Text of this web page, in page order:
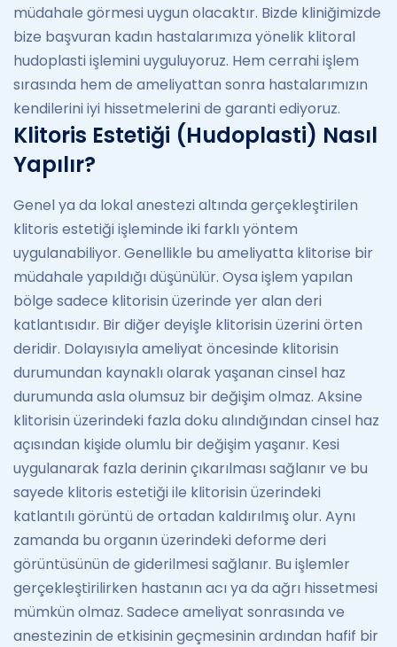
müdahale görmesi uygun olacaktır. Bizde kliniğimizde
bize başvuran kadın hastalarımıza yönelik klitoral
hudoplasti işlemini uyguluyoruz. Hem cerrahi işlem
sırasında hem de ameliyattan sonra hastalarımızın
kendilerini iyi hissetmelerini de garanti ediyoruz.
Klitoris Estetiği (Hudoplasti) Nasıl
Yapılır?
Genel ya da lokal anestezi altında gerçekleştirilen
klitoris estetiği işleminde iki farklı yöntem
uygulanabiliyor. Genellikle bu ameliyatta klitorise bir
müdahale yapıldığı düşünülür. Oysa işlem yapılan
bölge sadece klitorisin üzerinde yer alan deri
katlantısıdır. Bir diğer deyişle klitorisin üzerini örten
deridir. Dolayısıyla ameliyat öncesinde klitorisin
durumundan kaynaklı olarak yaşanan cinsel haz
durumunda asla olumsuz bir değişim olmaz. Aksine
klitorisin üzerindeki fazla doku alındığından cinsel haz
açısından kişide olumlu bir değişim yaşanır. Kesi
uygulanarak fazla derinin çıkarılması sağlanır ve bu
sayede klitoris estetiği ile klitorisin üzerindeki
katlantılı görüntü de ortadan kaldırılmış olur. Aynı
zamanda bu organın üzerindeki deforme deri
görüntüsünün de giderilmesi sağlanır. Bu işlemler
gerçekleştirilirken hastanın acı ya da ağrı hissetmesi
mümkün olmaz. Sadece ameliyat sonrasında ve
anestezinin de etkisinin geçmesinin ardından hafif bir